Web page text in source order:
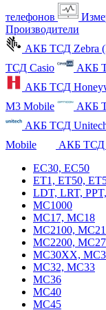
телефонов
Производители
АКБ ТСД Zebra
ТСД Casio
АКБ
АКБ ТСД
M3 Mobile
АКБ
АКБ ТСД
Mobile
АКБ ТСД
EC30, EC50
ET1, ET50,
LDT, LRT,
MC1000
MC17, MC18
MC2100,
MC2200,
MC30XX,
MC32, MC33
MC36
MC40
MC45